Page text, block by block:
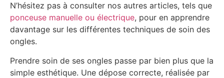
N’hésitez pas à consulter nos autres articles, tels que
ponceuse manuelle ou électrique, pour en apprendre
davantage sur les différentes techniques de soin des
ongles.
Prendre soin de ses ongles passe par bien plus que la
simple esthétique. Une dépose correcte, réalisée par